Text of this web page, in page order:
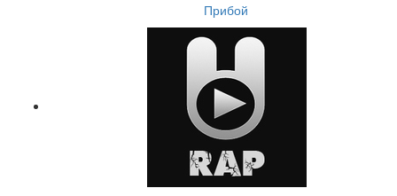
Прибой